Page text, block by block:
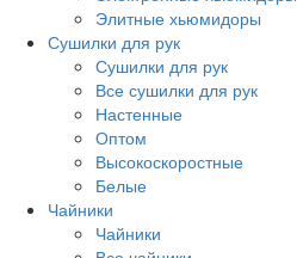
Элитные хьюмидоры
Сушилки для рук
Сушилки для рук
Все сушилки для рук
Настенные
Оптом
Высокоскоростные
Белые
Чайники
Чайники